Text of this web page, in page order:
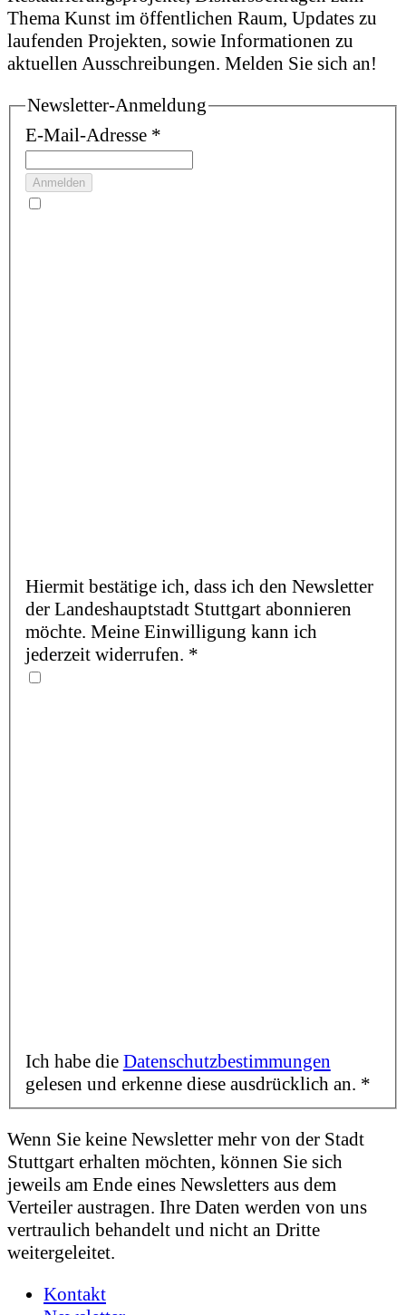
Thema Kunst im öffentlichen Raum, Updates zu
laufenden Projekten, sowie Informationen zu
aktuellen Ausschreibungen. Melden Sie sich an!
Newsletter-Anmeldung
E-Mail-Adresse *
Anmelden
Hiermit bestätige ich, dass ich den Newsletter
der Landeshauptstadt Stuttgart abonnieren
möchte. Meine Einwilligung kann ich
jederzeit widerrufen. *
Ich habe die Datenschutzbestimmungen
gelesen und erkenne diese ausdrücklich an. *
Wenn Sie keine Newsletter mehr von der Stadt
Stuttgart erhalten möchten, können Sie sich
jeweils am Ende eines Newsletters aus dem
Verteiler austragen. Ihre Daten werden von uns
vertraulich behandelt und nicht an Dritte
weitergeleitet.
Kontakt